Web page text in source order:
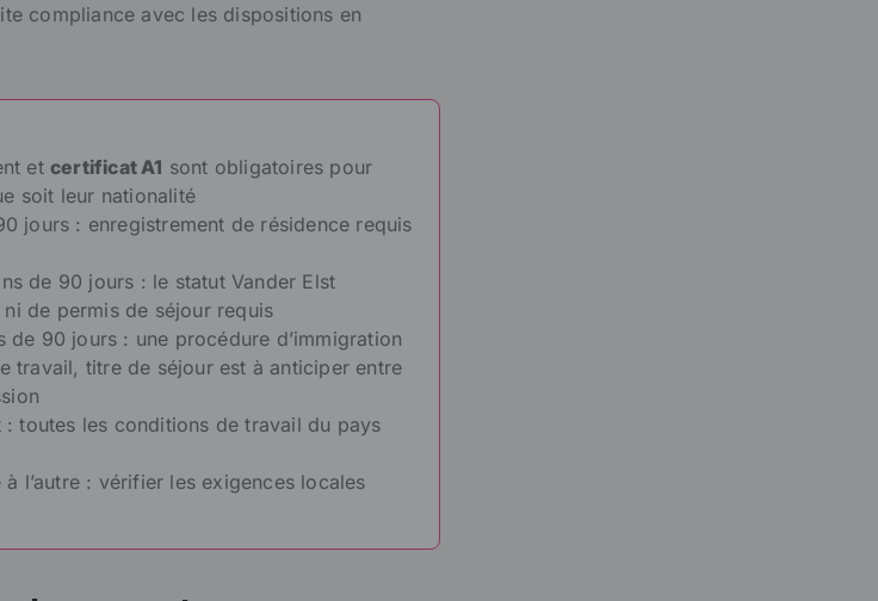
compliance avec les dispositions en
et certificat A1 sont obligatoires pour
soit leur nationalité
jours : enregistrement de résidence requis
de 90 jours : le statut Vander Elst
de permis de séjour requis
de 90 jours : une procédure d’immigration
travail, titre de séjour est à anticiper entre
toutes les conditions de travail du pays
l’autre : vérifier les exigences locales